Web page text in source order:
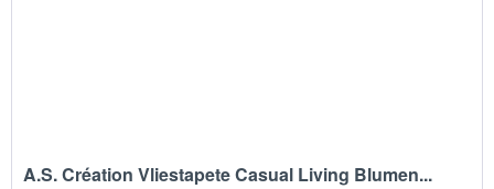
A.S. Création Vliestapete Casual Living Blumen...